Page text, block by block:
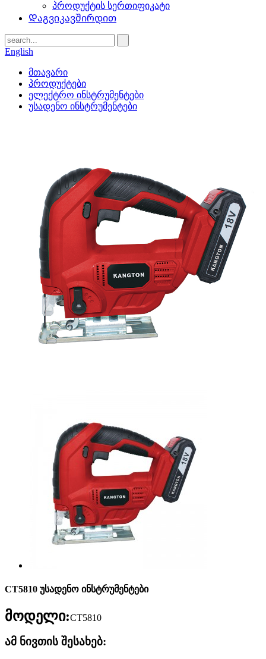
პროდუქტის სერთიფიკატი
Დაგვიკავშირდით
English
მთავარი
პროდუქტები
ელექტრო ინსტრუმენტები
უსადენო ინსტრუმენტები
CT5810 უსადენო ინსტრუმენტები
მოდელი:CT5810
ამ ნივთის შესახებ: